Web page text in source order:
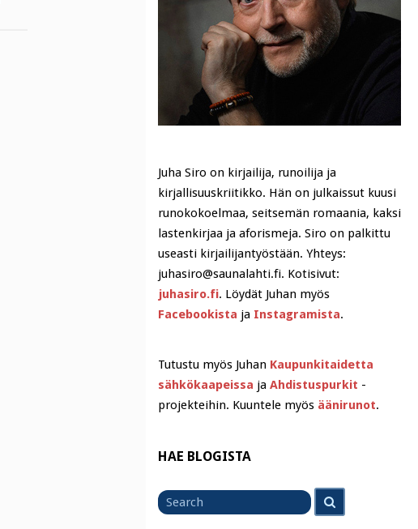
Juha Siro on kirjailija, runoilija ja
kirjallisuuskriitikko. Hän on julkaissut kuusi
runokokoelmaa, seitsemän romaania, kaksi
lastenkirjaa ja aforismeja. Siro on palkittu
useasti kirjailijantyöstään. Yhteys:
juhasiro@saunalahti.fi. Kotisivut:
juhasiro.fi. Löydät Juhan myös
Facebookista ja Instagramista.
Tutustu myös Juhan Kaupunkitaidetta
sähkökaapeissa ja Ahdistuspurkit -
projekteihin. Kuuntele myös äänirunot.
HAE BLOGISTA
for